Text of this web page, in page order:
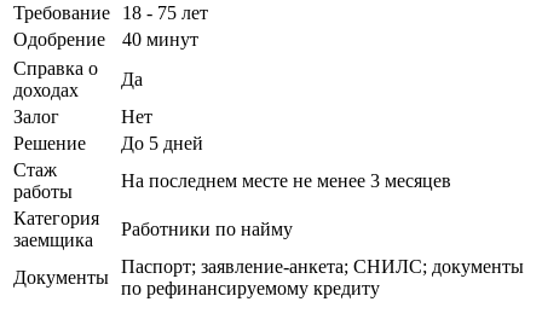
Требование
18 - 75 лет
Одобрение
40 минут
Справка о
доходах
Да
Залог
Нет
Решение
До 5 дней
Стаж
работы
На последнем месте не менее 3 месяцев
Категория
заемщика
Работники по найму
Документы
Паспорт; заявление-анкета; СНИЛС; документы
по рефинансируемому кредиту